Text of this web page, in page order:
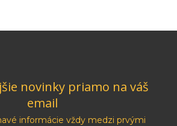
novinky priamo na váš
email
informácie vždy medzi prvými